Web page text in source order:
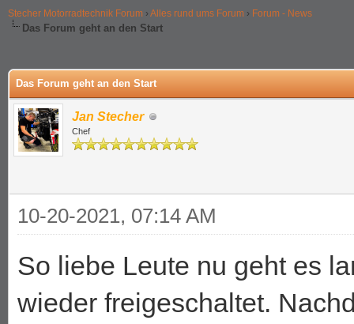
Stecher Motorradtechnik Forum › Alles rund ums Forum › Forum - News
Das Forum geht an den Start
Das Forum geht an den Start
Jan Stecher
Chef
10-20-2021, 07:14 AM
So liebe Leute nu geht es
wieder freigeschaltet.